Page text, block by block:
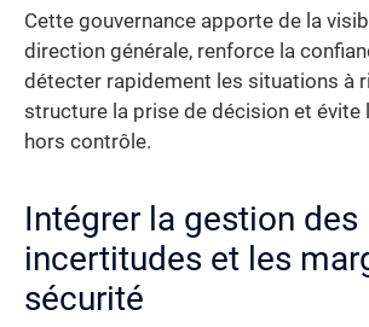
Cette gouvernance apporte de la
direction générale, renforce la
détecter rapidement les situations à
structure la prise de décision et évite
hors contrôle.
Intégrer la gestion des
incertitudes et les
sécurité